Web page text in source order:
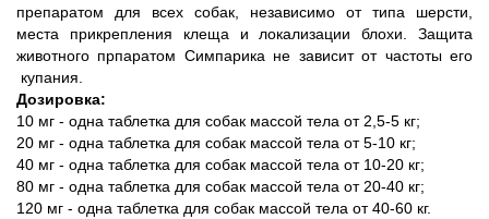
препаратом для всех собак, независимо от типа шерсти,
места прикрепления клеща и локализации блохи. Защита
животного прпаратом Симпарика не зависит от частоты его
купания.
Дозировка:
10 мг - одна таблетка для собак массой тела от 2,5-5 кг;
20 мг - одна таблетка для собак массой тела от 5-10 кг;
40 мг - одна таблетка для собак массой тела от 10-20 кг;
80 мг - одна таблетка для собак массой тела от 20-40 кг;
120 мг - одна таблетка для собак массой тела от 40-60 кг.